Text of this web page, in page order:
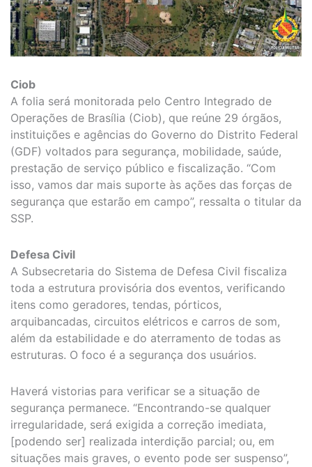
Ciob
A folia será monitorada pelo Centro Integrado de
Operações de Brasília (Ciob), que reúne 29 órgãos,
instituições e agências do Governo do Distrito Federal
(GDF) voltados para segurança, mobilidade, saúde,
prestação de serviço público e fiscalização. “Com
isso, vamos dar mais suporte às ações das forças de
segurança que estarão em campo”, ressalta o titular da
SSP.
Defesa Civil
A Subsecretaria do Sistema de Defesa Civil fiscaliza
toda a estrutura provisória dos eventos, verificando
itens como geradores, tendas, pórticos,
arquibancadas, circuitos elétricos e carros de som,
além da estabilidade e do aterramento de todas as
estruturas. O foco é a segurança dos usuários.
Haverá vistorias para verificar se a situação de
segurança permanece. “Encontrando-se qualquer
irregularidade, será exigida a correção imediata,
[podendo ser] realizada interdição parcial; ou, em
situações mais graves, o evento pode ser suspenso”,